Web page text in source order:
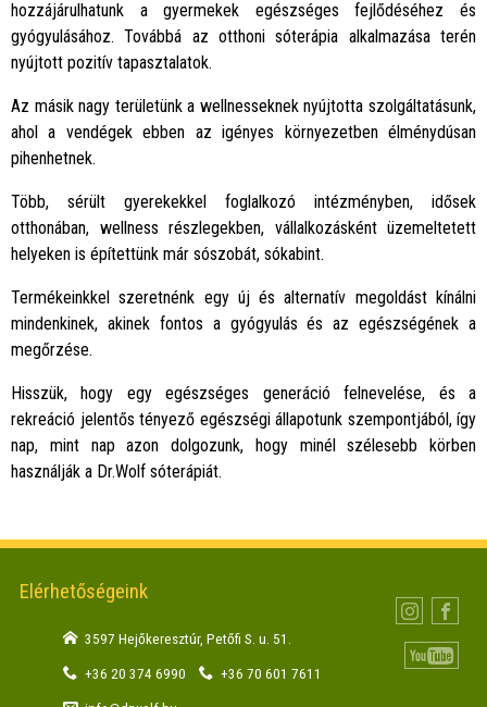
hozzájárulhatunk a gyermekek egészséges fejlődéséhez és
gyógyulásához. Továbbá az otthoni sóterápia alkalmazása terén
nyújtott pozitív tapasztalatok.
Az másik nagy területünk a wellnesseknek nyújtotta szolgáltatásunk,
ahol a vendégek ebben az igényes környezetben élménydúsan
pihenhetnek.
Több, sérült gyerekekkel foglalkozó intézményben, idősek
otthonában, wellness részlegekben, vállalkozásként üzemeltetett
helyeken is építettünk már sószobát, sókabint.
Termékeinkkel szeretnénk egy új és alternatív megoldást kínálni
mindenkinek, akinek fontos a gyógyulás és az egészségének a
megőrzése.
Hisszük, hogy egy egészséges generáció felnevelése, és a
rekreáció jelentős tényező egészségi állapotunk szempontjából, így
nap, mint nap azon dolgozunk, hogy minél szélesebb körben
használják a Dr.Wolf sóterápiát.
Elérhetőségeink
3597 Hejőkeresztúr, Petőfi S. u. 51.
+36 20 374 6990 +36 70 601 7611